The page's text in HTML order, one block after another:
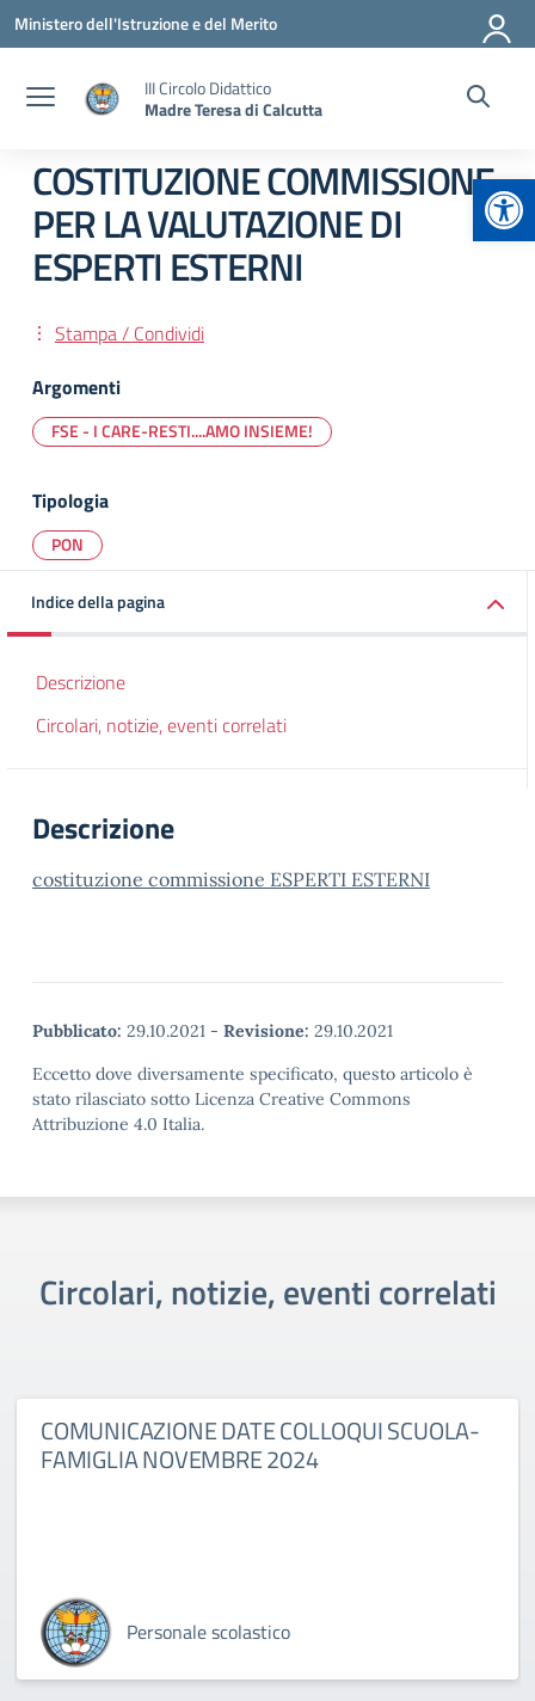
Vai ai contenuti
Vai al menu di navigazione
Vai al footer
Ministero dell'Istruzione e del Merito
III Circolo Didattico
Madre Teresa di Calcutta
COSTITUZIONE COMMISSIONE
PER LA VALUTAZIONE DI
ESPERTI ESTERNI
Stampa / Condividi
Argomenti
FSE - I CARE-RESTI....AMO INSIEME!
Tipologia
PON
Indice della pagina
Descrizione
Circolari, notizie, eventi correlati
Descrizione
costituzione commissione ESPERTI ESTERNI
Pubblicato: 29.10.2021 - Revisione: 29.10.2021
Eccetto dove diversamente specificato, questo articolo è
stato rilasciato sotto Licenza Creative Commons
Attribuzione 4.0 Italia.
Circolari, notizie, eventi correlati
COMUNICAZIONE DATE COLLOQUI SCUOLA-
FAMIGLIA NOVEMBRE 2024
Personale scolastico